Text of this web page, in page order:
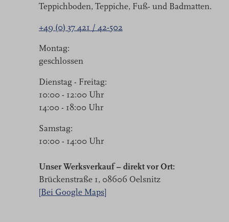
Teppichboden, Teppiche, Fuß- und Badmatten.
+49 (0) 37 421 / 42-502
Montag:
geschlossen
Dienstag - Freitag:
10:00 - 12:00 Uhr
14:00 - 18:00 Uhr
Samstag:
10:00 - 14:00 Uhr
Unser Werksverkauf – direkt vor Ort:
Brückenstraße 1, 08606 Oelsnitz
[Bei Google Maps]